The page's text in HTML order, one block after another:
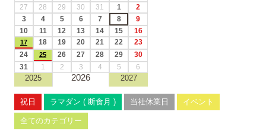
27
28 29 30 31 1
2
3
4 5 6 7 8
9
10
11 12 13 14 15 16
17 18 19 20 21 22
23
24
25 26 27 28 29
30
31
1 2 3 4 5 6
2025 2026 2027
祝日 ラマダン ( 断食月 ) 当社休業日 イベント
全てのカテゴリー